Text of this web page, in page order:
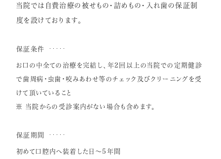
当院では自費治療の被せもの・詰めもの・入れ歯の保証制
度を設けております。
保証条件
お口の中全ての治療を完結し、年2回以上の当院での定期健診
で歯周病・虫歯・咬みあわせ等のチェック及びクリーニングを受
けて頂いていること
※ 当院からの受診案内がない場合も含めます。
保証期間
初めて口腔内へ装着した日～5年間